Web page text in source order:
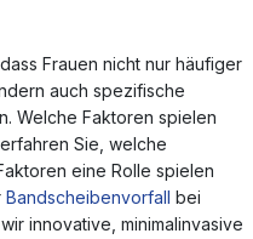
Frauen nicht nur häufiger
auch spezifische
Welche Faktoren spielen
Sie, welche
eine Rolle spielen
Bandscheibenvorfall
bei
innovative, minimalinvasive